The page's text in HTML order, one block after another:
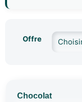
Offre
Chocolat